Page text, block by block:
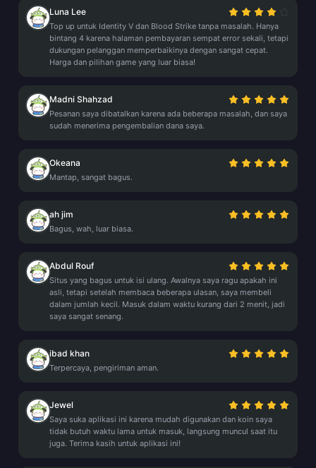
Luna Lee
Top up untuk Identity V dan Blood Strike tanpa masalah. Hanya
bintang 4 karena halaman pembayaran sempat error sekali, tetapi
dukungan pelanggan memperbaikinya dengan sangat cepat.
Harga dan pilihan game yang luar biasa!
Madni Shahzad
Pesanan saya dibatalkan karena ada beberapa masalah, dan saya
sudah menerima pengembalian dana saya.
Okeana
Mantap, sangat bagus.
ah jim
Bagus, wah, luar biasa.
Abdul Rouf
Situs yang bagus untuk isi ulang. Awalnya saya ragu apakah ini
asli, tetapi setelah membaca beberapa ulasan, saya membeli
dalam jumlah kecil. Masuk dalam waktu kurang dari 2 menit, jadi
saya sangat senang.
ibad khan
Terpercaya, pengiriman aman.
Jewel
Saya suka aplikasi ini karena mudah digunakan dan koin saya
tidak butuh waktu lama untuk masuk, langsung muncul saat itu
juga. Terima kasih untuk aplikasi ini!